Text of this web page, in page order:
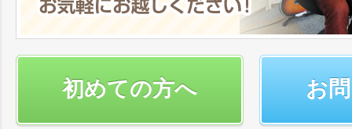
初めての方へ お